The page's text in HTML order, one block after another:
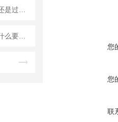
您
您
联